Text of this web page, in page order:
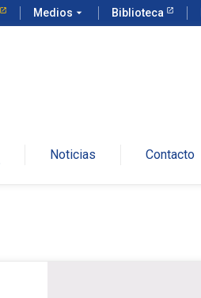
Medios arrow_drop_down Biblioteca
Noticias Contacto